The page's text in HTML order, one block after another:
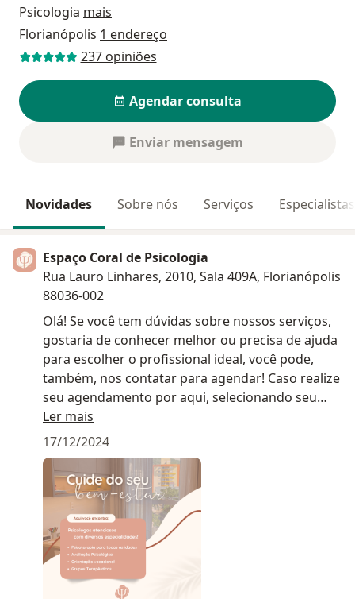
Psicologia mais
Florianópolis 1 endereço
237 opiniões
Agendar consulta
Enviar mensagem
Novidades Sobre nós Serviços
Espaço Coral de Psicologia
Rua Lauro Linhares, 2010, Sala 409A, Florianópolis
88036-002
Olá! Se você tem dúvidas sobre nossos serviços,
gostaria de conhecer melhor ou precisa de ajuda
para escolher o profissional ideal, você pode,
também, nos contatar para agendar! Caso realize
seu agendamento por aqui, selecionando seu
horário, entraremos em contato logo após seu
agendamento para passar mais informações
sobre a consulta e pagamento. Em caso de
dúvidas, estamos aqui por você!
Ler mais
17/12/2024